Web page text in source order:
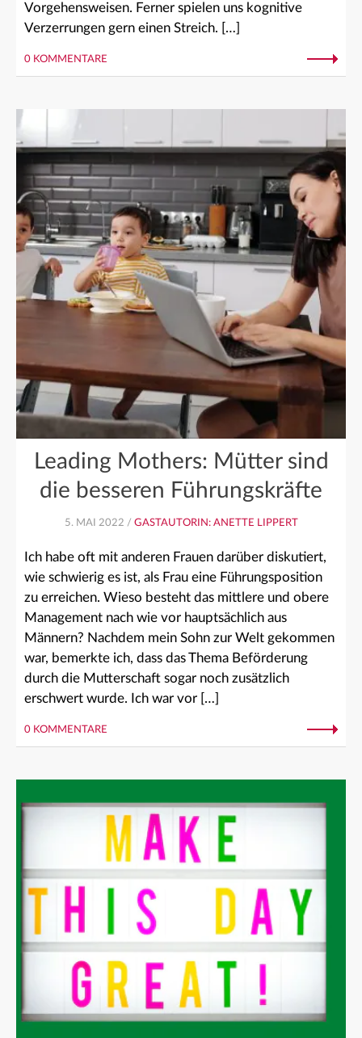
Vorgehensweisen. Ferner spielen uns kognitive
Verzerrungen gern einen Streich. […]
0 KOMMENTARE
Leading Mothers: Mütter sind
die besseren Führungskräfte
5. MAI 2022 / GASTAUTORIN: ANETTE LIPPERT
Ich habe oft mit anderen Frauen darüber diskutiert,
wie schwierig es ist, als Frau eine Führungsposition
zu erreichen. Wieso besteht das mittlere und obere
Management nach wie vor hauptsächlich aus
Männern? Nachdem mein Sohn zur Welt gekommen
war, bemerkte ich, dass das Thema Beförderung
durch die Mutterschaft sogar noch zusätzlich
erschwert wurde. Ich war vor […]
0 KOMMENTARE